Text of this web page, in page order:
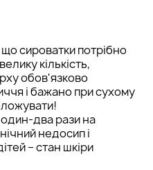
сироватки потрібно
кількість,
обов'язково
і бажано при сухому
два рази на
недосип і
– стан шкіри